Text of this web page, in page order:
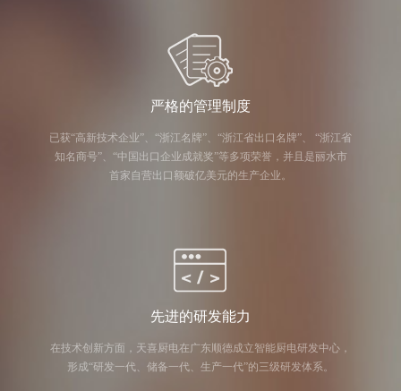
严格的管理制度
已获“高新技术企业”、“浙江名牌”、“浙江省出口名牌”、 “浙江省
知名商号”、“中国出口企业成就奖”等多项荣誉，并且是丽水市
首家自营出口额破亿美元的生产企业。
先进的研发能力
在技术创新方面，天喜厨电在广东顺德成立智能厨电研发中心，
形成“研发一代、储备一代、生产一代”的三级研发体系。